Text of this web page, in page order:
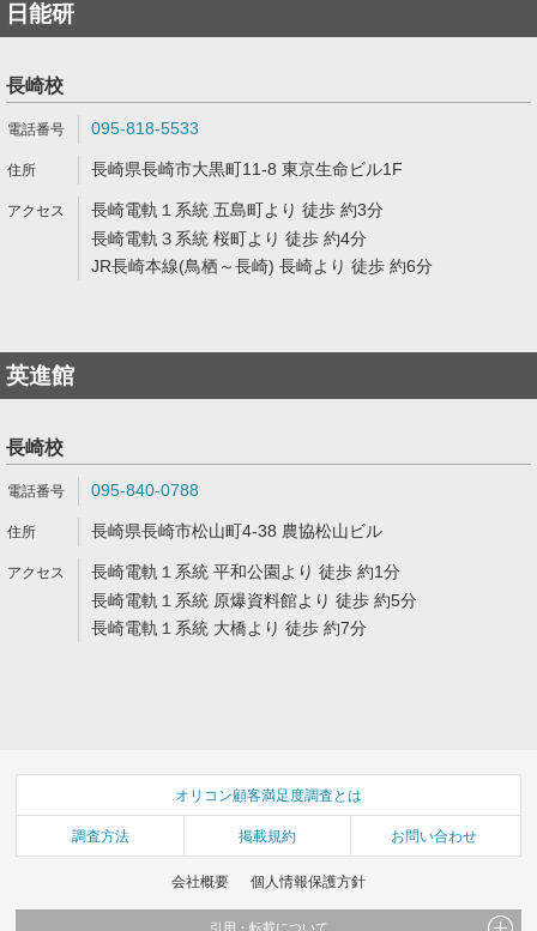
日能研
長崎校
095-818-5533
長崎県長崎市大黒町11-8 東京生命ビル1F
長崎電軌１系統 五島町より 徒歩 約3分
長崎電軌３系統 桜町より 徒歩 約4分
JR長崎本線(鳥栖～長崎) 長崎より 徒歩 約6分
英進館
長崎校
095-840-0788
長崎県長崎市松山町4-38 農協松山ビル
長崎電軌１系統 平和公園より 徒歩 約1分
長崎電軌１系統 原爆資料館より 徒歩 約5分
長崎電軌１系統 大橋より 徒歩 約7分
オリコン顧客満足度調査とは
調査方法 掲載規約 お問い合わせ
会社概要 個人情報保護方針
引用・転載について